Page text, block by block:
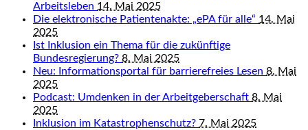
Arbeitsleben 14. Mai 2025
Die elektronische Patientenakte: „ePA für alle“ 14. Mai
2025
Ist Inklusion ein Thema für die zukünftige
Bundesregierung? 8. Mai 2025
Neu: Informationsportal für barrierefreies Lesen 8. Mai
2025
Podcast: Umdenken in der Arbeitgeberschaft 8. Mai
2025
Inklusion im Katastrophenschutz? 7. Mai 2025